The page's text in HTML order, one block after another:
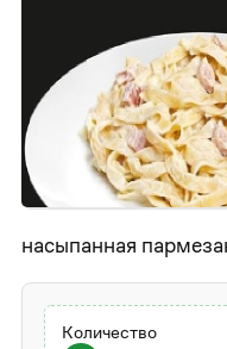
насыпанная
Количество